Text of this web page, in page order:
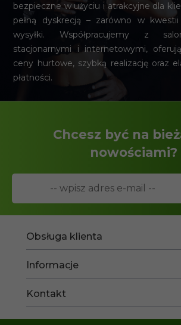
bezpieczne w użyciu i atrakcyjne dla
pełną dyskrecją – zarówno w
wysyłki. Współpracujemy z
stacjonarnymi i internetowymi,
ceny hurtowe, szybką realizację oraz
płatności.
Chcesz być na
nowościami?
Obsługa klienta
Informacje
Kontakt